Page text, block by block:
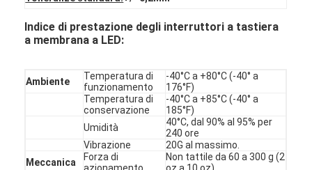
Interruttore di membrana ESD
Interruttore a membrana LCD
Commutatore di membrana capacitivo
Interruttore di membrana per PCB e gomma di silicone
Imballaggi di pellicola protettiva e carta tracciante
Indice di prestazione degli interruttori a tastiera
a membrana a LED:
Ambiente
Temperatura di
funzionamento
-40°C a +80°C (-40° a
176°F)
Temperatura di
conservazione
-40°C a +85°C (-40° a
185°F)
Umidità
40°C, dal 90% al 95% per
240 ore
Vibrazione
20G al massimo.
Meccanica
Forza di
Non tattile da 60 a 300 g (2